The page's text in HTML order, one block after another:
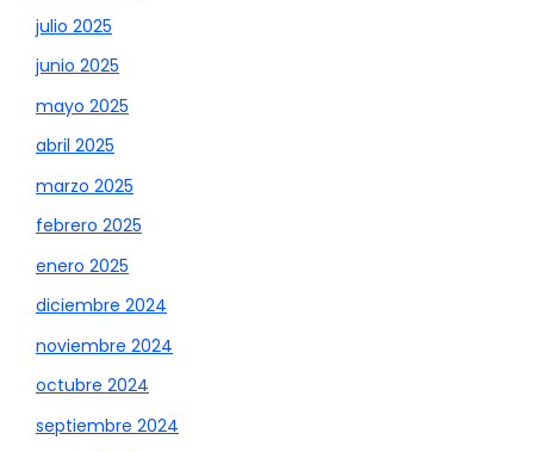
julio 2025
junio 2025
mayo 2025
abril 2025
marzo 2025
febrero 2025
enero 2025
diciembre 2024
noviembre 2024
octubre 2024
septiembre 2024